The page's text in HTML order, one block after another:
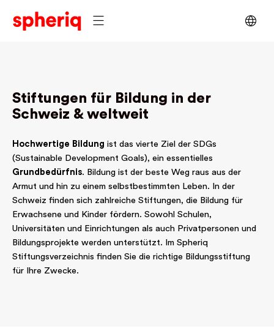
Stiftungen für Bildung in der
Schweiz & weltweit
Hochwertige Bildung ist das vierte Ziel der SDGs
(Sustainable Development Goals), ein essentielles
Grundbedürfnis. Bildung ist der beste Weg raus aus der
Armut und hin zu einem selbstbestimmten Leben. In der
Schweiz finden sich zahlreiche Stiftungen, die Bildung für
Erwachsene und Kinder fördern. Sowohl Schulen,
Universitäten und Einrichtungen als auch Privatpersonen und
Bildungsprojekte werden unterstützt. Im Spheriq
Stiftungsverzeichnis finden Sie die richtige Bildungsstiftung
für Ihre Zwecke.